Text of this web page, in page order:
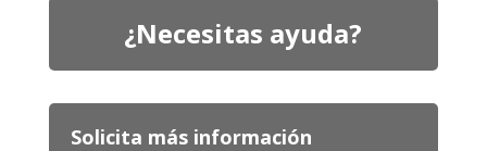
¿Necesitas ayuda?
Solicita más información